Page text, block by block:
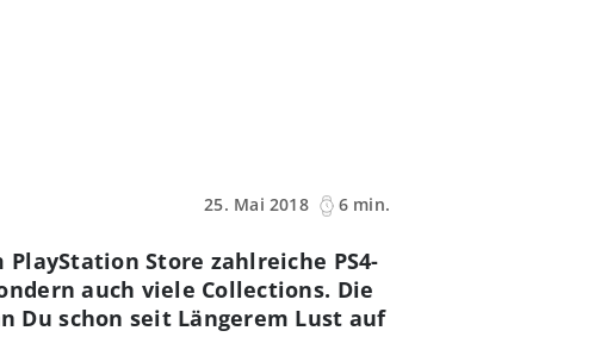
25. Mai 2018
6 min.
Store zahlreiche PS4-
auch viele Collections. Die
Du schon seit Längerem Lust auf